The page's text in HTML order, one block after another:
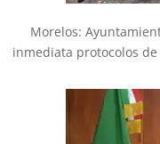
Morelos:
inmediata protocolos